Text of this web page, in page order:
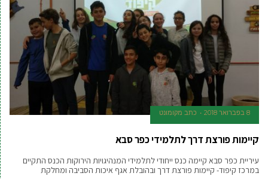
8 בפברואר 2018 כתב מקומונט
קיימות פורצת דרך לתלמידי כפר סבא
עיריית כפר סבא קיימה כנס ייחודי לתלמידי המנהיגויות הירוקות הכנס התקיים
במרכז קיפוד- קיימות פורצת דרך ובהובלת אגף איכות הסביבה ומחלקת